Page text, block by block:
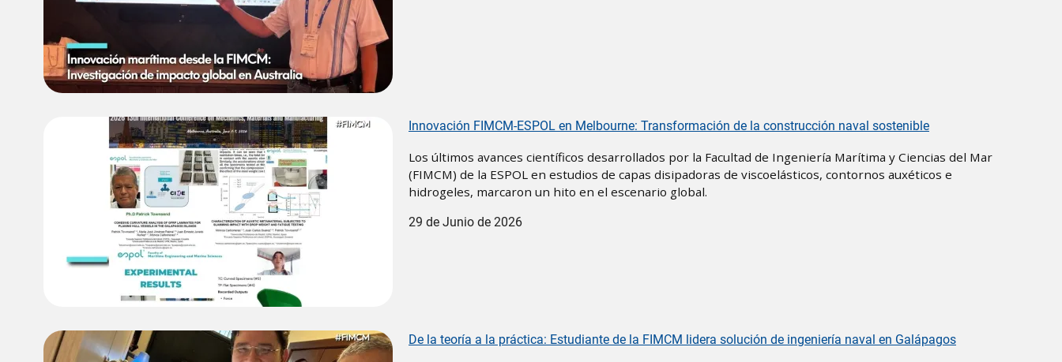
Innovación FIMCM-ESPOL en Melbourne: Transformación de la construcción naval sostenible
Los últimos avances científicos desarrollados por la Facultad de Ingeniería Marítima y Ciencias del Mar
(FIMCM) de la ESPOL en estudios de capas disipadoras de viscoelásticos, contornos auxéticos e
hidrogeles, marcaron un hito en el escenario global.
29 de Junio de 2026
De la teoría a la práctica: Estudiante de la FIMCM lidera solución de ingeniería naval en Galápagos